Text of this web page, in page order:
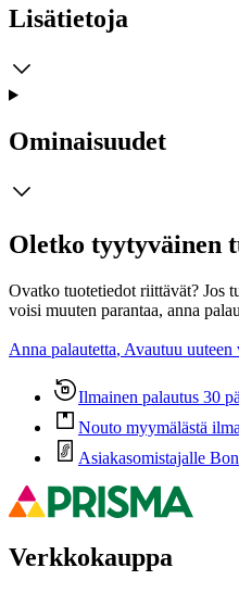
Lisätietoja
Ominaisuudet
Oletko tyytyväinen
Ovatko tuotetiedot riittävät? Jos
voisi muuten parantaa, anna
Anna palautetta, Avautuu uuteen
Ilmainen palautus 30
Nouto myymälästä
Asiakasomistajalle
Verkkokauppa